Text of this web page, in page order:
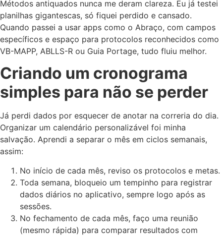
Métodos antiquados nunca me deram clareza. Eu já testei
planilhas gigantescas, só fiquei perdido e cansado.
Quando passei a usar apps como o Abraço, com campos
específicos e espaço para protocolos reconhecidos como
VB-MAPP, ABLLS-R ou Guia Portage, tudo fluiu melhor.
Criando um cronograma
simples para não se perder
Já perdi dados por esquecer de anotar na correria do dia.
Organizar um calendário personalizável foi minha
salvação. Aprendi a separar o mês em ciclos semanais,
assim:
No início de cada mês, reviso os protocolos e metas.
Toda semana, bloqueio um tempinho para registrar
dados diários no aplicativo, sempre logo após as
sessões.
No fechamento de cada mês, faço uma reunião
(mesmo rápida) para comparar resultados com